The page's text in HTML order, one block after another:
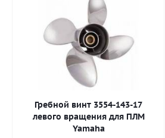
Гребной винт 3554-143-17
левого вращения для ПЛМ
Yamaha